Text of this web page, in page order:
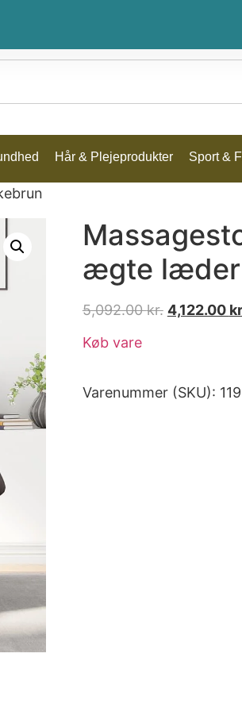
Hår & Plejeprodukter Sport &
ægte læder
5,092.00kr. 4,122.00
Køb vare
Varenummer (SKU):